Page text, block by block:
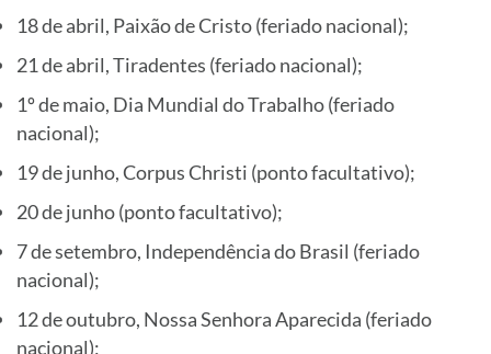
18 de abril, Paixão de Cristo (feriado nacional);
21 de abril, Tiradentes (feriado nacional);
1º de maio, Dia Mundial do Trabalho (feriado
nacional);
19 de junho, Corpus Christi (ponto facultativo);
20 de junho (ponto facultativo);
7 de setembro, Independência do Brasil (feriado
nacional);
12 de outubro, Nossa Senhora Aparecida (feriado
nacional);